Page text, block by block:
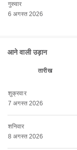
गुरुवार
6 अगस्त 2026
आने वाली उड़ान
तारीख
शुक्रवार
7 अगस्त 2026
शनिवार
8 अगस्त 2026